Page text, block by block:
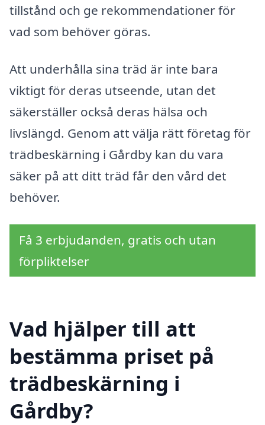
tillstånd och ge rekommendationer för
vad som behöver göras.
Att underhålla sina träd är inte bara
viktigt för deras utseende, utan det
säkerställer också deras hälsa och
livslängd. Genom att välja rätt företag för
trädbeskärning i Gårdby kan du vara
säker på att ditt träd får den vård det
behöver.
Få 3 erbjudanden, gratis och utan
förpliktelser
Vad hjälper till att
bestämma priset på
trädbeskärning i
Gårdby?